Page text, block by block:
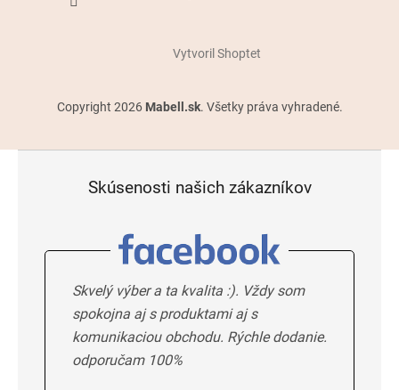
Vytvoril Shoptet
Copyright 2026 Mabell.sk. Všetky práva vyhradené.
Skúsenosti našich zákazníkov
Skvelý výber a ta kvalita :). Vždy som
spokojna aj s produktami aj s
komunikaciou obchodu. Rýchle dodanie.
odporučam 100%